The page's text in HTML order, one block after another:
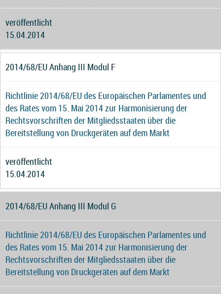
veröffentlicht
15.04.2014
2014/68/EU Anhang III Modul F
Richtlinie 2014/68/EU des Europäischen Parlamentes und
des Rates vom 15. Mai 2014 zur Harmonisierung der
Rechtsvorschriften der Mitgliedsstaaten über die
Bereitstellung von Druckgeräten auf dem Markt
veröffentlicht
15.04.2014
2014/68/EU Anhang III Modul G
Richtlinie 2014/68/EU des Europäischen Parlamentes und
des Rates vom 15. Mai 2014 zur Harmonisierung der
Rechtsvorschriften der Mitgliedsstaaten über die
Bereitstellung von Druckgeräten auf dem Markt